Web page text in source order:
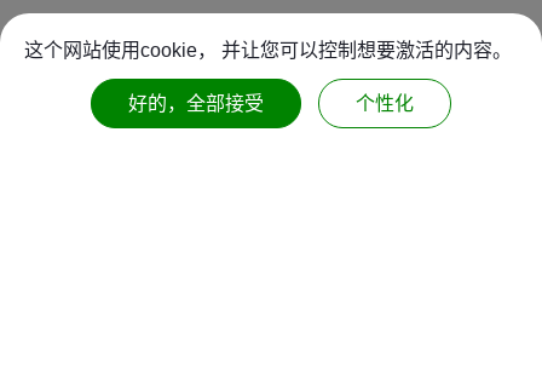
这个网站使用cookie， 并让您可以控制想要激活的内容。
好的，全部接受 个性化